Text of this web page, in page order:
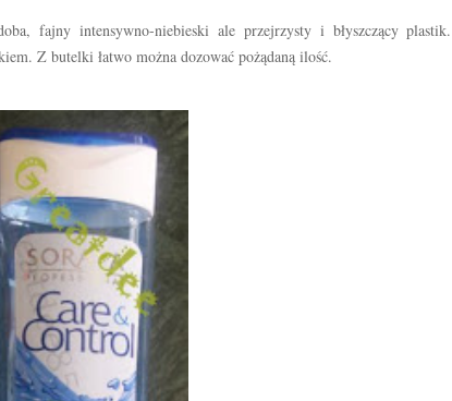
fajny intensywno-niebieski ale przejrzysty i błyszczący plastik.
Z butelki łatwo można dozować pożądaną ilość.